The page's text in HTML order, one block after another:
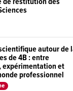
autour de
de 4B : entre
expérimentation et
professionnel